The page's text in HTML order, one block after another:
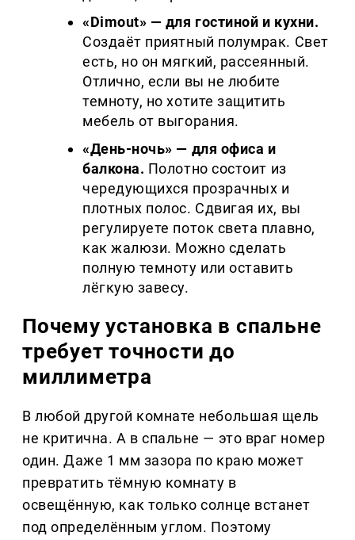
«Dimout» — для гостиной и кухни.
Создаёт приятный полумрак. Свет
есть, но он мягкий, рассеянный.
Отлично, если вы не любите
темноту, но хотите защитить
мебель от выгорания.
«День-ночь» — для офиса и
балкона. Полотно состоит из
чередующихся прозрачных и
плотных полос. Сдвигая их, вы
регулируете поток света плавно,
как жалюзи. Можно сделать
полную темноту или оставить
лёгкую завесу.
Почему установка в спальне
требует точности до
миллиметра
В любой другой комнате небольшая щель
не критична. А в спальне — это враг номер
один. Даже 1 мм зазора по краю может
превратить тёмную комнату в
освещённую, как только солнце встанет
под определённым углом. Поэтому